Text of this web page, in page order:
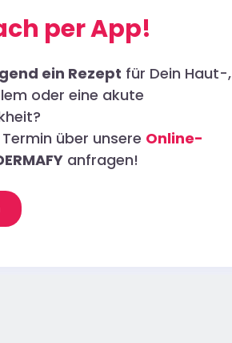
per App!
ein Rezept für Dein Haut-,
oder eine akute
über unsere Online-
anfragen!